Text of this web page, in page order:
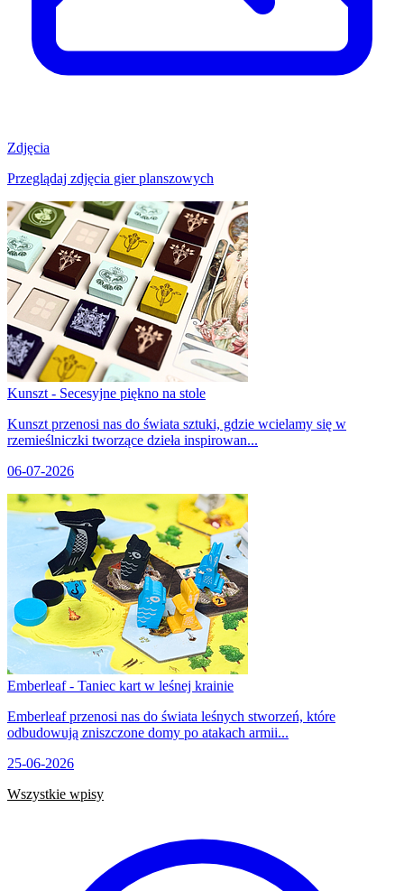
Zdjęcia
Przeglądaj zdjęcia gier planszowych
Kunszt - Secesyjne piękno na stole
Kunszt przenosi nas do świata sztuki, gdzie wcielamy się w
rzemieślniczki tworzące dzieła inspirowan...
06-07-2026
Emberleaf - Taniec kart w leśnej krainie
Emberleaf przenosi nas do świata leśnych stworzeń, które
odbudowują zniszczone domy po atakach armii...
25-06-2026
Wszystkie wpisy